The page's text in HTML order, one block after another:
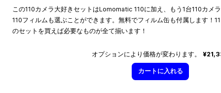
この110カメラ大好きセットはLomomatic 110に加え、もう1台110カメ
110フィルムも選ぶことができます。無料でフィルム缶も付属します！
のセットを買えば必要なものが全て揃います！
オプションにより価格が変わります。
カートに入れる